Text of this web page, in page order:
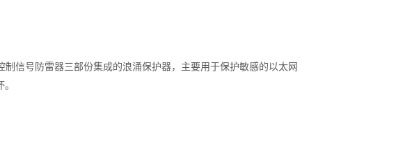
信号防雷器三部份集成的浪涌保护器，主要用于保护敏感的以太网